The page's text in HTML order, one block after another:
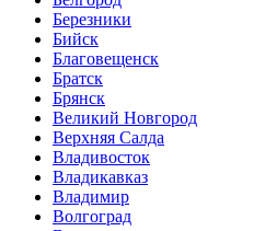
Березники
Бийск
Благовещенск
Братск
Брянск
Великий Новгород
Верхняя Салда
Владивосток
Владикавказ
Владимир
Волгоград